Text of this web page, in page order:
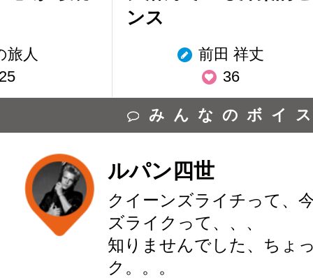
旅人
ンス
前田 祥丈
36
みんなのボイ
ルパン四世
クイーンズライチって、
ズライクって、、、
知りませんでした、ちょ
ク。。。